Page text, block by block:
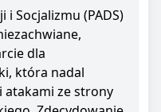
Socjalizmu (PADS)
dla
która nadal
atakami ze strony